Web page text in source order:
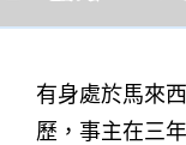
有身處於馬來
歷，事主在三